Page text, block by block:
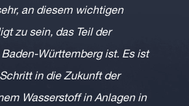
an diesem wichtigen
zu sein, das Teil der
Württemberg ist. Es ist
in die Zukunft der
Wasserstoff in Anlagen in